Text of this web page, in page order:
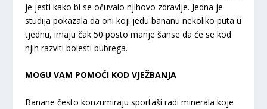
je jesti kako bi se očuvalo njihovo zdravlje. Jedna je
studija pokazala da oni koji jedu bananu nekoliko puta u
tjednu, imaju čak 50 posto manje šanse da će se kod
njih razviti bolesti bubrega.
MOGU VAM POMOĆI KOD VJEŽBANJA
Banane često konzumiraju sportaši radi minerala koje